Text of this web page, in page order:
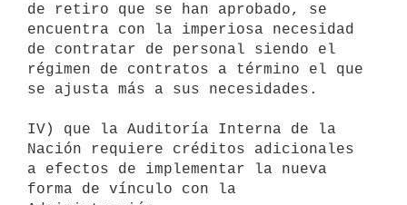
de retiro que se han aprobado, se
encuentra con la imperiosa necesidad
de contratar de personal siendo el
régimen de contratos a término el que
se ajusta más a sus necesidades.
IV) que la Auditoría Interna de la
Nación requiere créditos adicionales
a efectos de implementar la nueva
forma de vínculo con la